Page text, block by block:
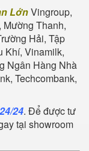
LớnVingroup,
Thanh,
Hải, Tập
Khí, Vinamilk,
Ngân Hàng Nhà
Techcombank,
24. Để được tư
tại showroom